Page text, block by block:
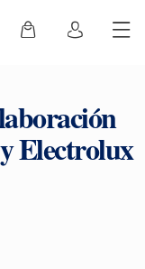
Electrolux